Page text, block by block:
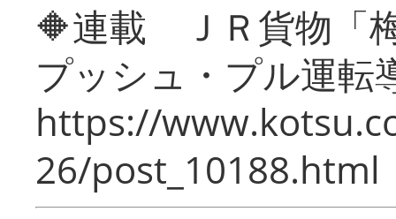
🔶連載 ＪＲ貨物「
プッシュ・プル運転
https://
26/post_10188.html